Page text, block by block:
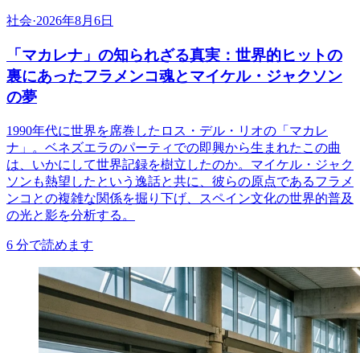
社会·2026年8月6日
「マカレナ」の知られざる真実：世界的ヒットの
裏にあったフラメンコ魂とマイケル・ジャクソン
の夢
1990年代に世界を席巻したロス・デル・リオの「マカレ
ナ」。ベネズエラのパーティでの即興から生まれたこの曲
は、いかにして世界記録を樹立したのか。マイケル・ジャク
ソンも熱望したという逸話と共に、彼らの原点であるフラメ
ンコとの複雑な関係を掘り下げ、スペイン文化の世界的普及
の光と影を分析する。
6 分で読めます